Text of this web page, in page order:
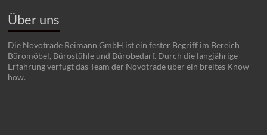
Über uns
Die Novotrade Reimann GmbH ist ein fester Begriff im Bereich
Büromöbel, Bürostühle und Bürobedarf. Durch die langjährige
Erfahrung verfügt das Team der Novotrade über ein breites Know-
how.